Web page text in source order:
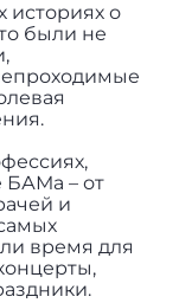
историях о
были не
БАМа – от
и
время для